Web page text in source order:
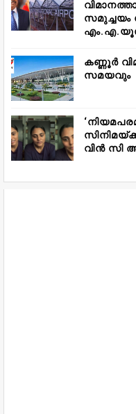
സമുച്ചയം
കണ്ണൂർ
സമയവും
വിൻ